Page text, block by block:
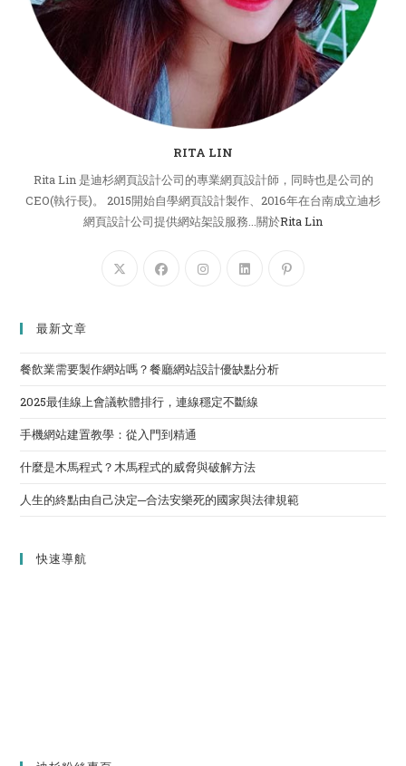
RITA LIN
Rita Lin 是迪杉網頁設計公司的專業網頁設計師，同時也是公司的
CEO(執行長)。 2015開始自學網頁設計製作、2016年在台南成立迪杉
網頁設計公司提供網站架設服務...關於Rita Lin
最新文章
餐飲業需要製作網站嗎？餐廳網站設計優缺點分析
2025最佳線上會議軟體排行，連線穩定不斷線
手機網站建置教學：從入門到精通
什麼是木馬程式？木馬程式的威脅與破解方法
人生的終點由自己決定─合法安樂死的國家與法律規範
快速導航